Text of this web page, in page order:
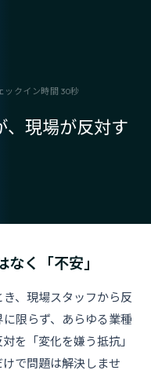
ックイン時間 30秒
、現場が反対す
く「不安」
、現場スタッフから反
限らず、あらゆる業種
を「変化を嫌う抵抗」
で問題は解決しませ